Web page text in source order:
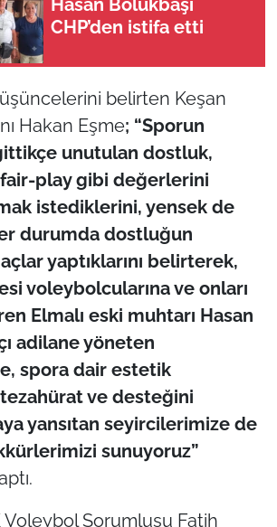
Hasan Bölükbaşı
CHP’den istifa etti
belirten Keşan
Hakan Eşme; “Sporun
unutulan dostluk,
fair-play gibi değerlerini
istediklerini, yensek de
durumda dostluğun
yaptıklarını belirterek,
voleybolcularına ve onları
Elmalı eski muhtarı Hasan
adilane yöneten
spora dair estetik
ve desteğini
yansıtan seyircilerimize de
sunuyoruz”
Voleybol Sorumlusu Fatih